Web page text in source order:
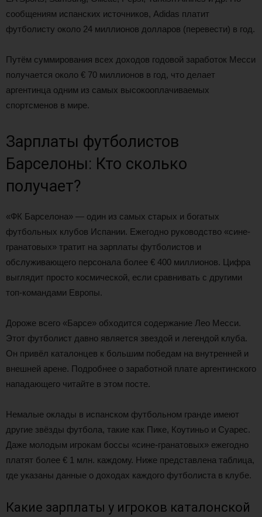
сообщениям испанских источников, Adidas платит
футболисту около 24 миллионов долларов (перевести) в год.
Путём суммирования всех доходов годовой заработок Месси
получается около € 70 миллионов в год, что делает
аргентинца одним из самых высокооплачиваемых
спортсменов в мире.
Зарплаты футболистов
Барселоны: Кто сколько
получает?
«ФК Барселона» — один из самых старых и богатых
футбольных клубов Испании. Ежегодно руководство «сине-
гранатовых» тратит на зарплаты футболистов и
обслуживающего персонала более € 400 миллионов. Цифра
выглядит просто космической, если сравнивать с другими
топ-командами Европы.
Дороже всего «Барсе» обходится содержание Лео Месси.
Этот футболист давно является звездой и легендой клуба.
Он привёл каталонцев к большим победам на внутренней и
внешней арене. Подробнее о заработной плате аргентинского
нападающего читайте в этом посте.
Немалые оклады в испанском футбольном гранде имеют
другие звёзды футбола, такие как Пике, Коутиньо и Суарес.
Даже молодым игрокам боссы «сине-гранатовых» ежегодно
платят более € 1 млн. каждому. Ниже представлена таблица,
где указаны данные о доходах каждого футболиста в клубе.
Какие зарплаты у игроков каталонской